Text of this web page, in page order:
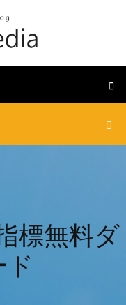
標無料ダ